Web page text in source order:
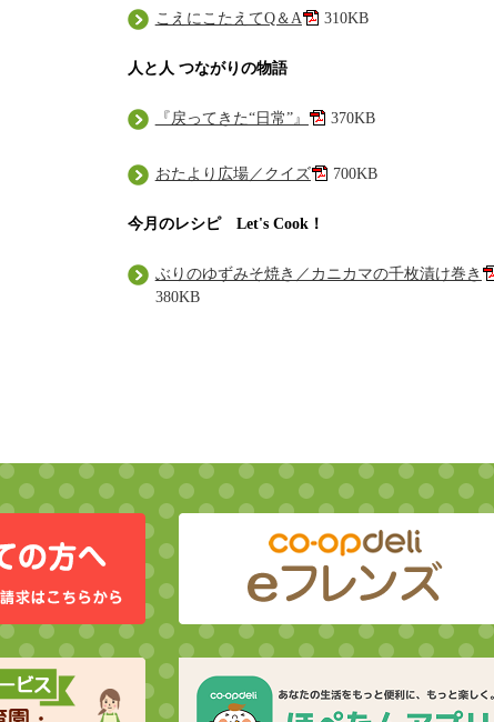
こえにこたえてQ＆A 310KB
人と人 つながりの物語
『戻ってきた“日常”』 370KB
おたより広場／クイズ 700KB
今月のレシピ Let's Cook！
ぶりのゆずみそ焼き／カニカマの千枚漬け巻き
380KB